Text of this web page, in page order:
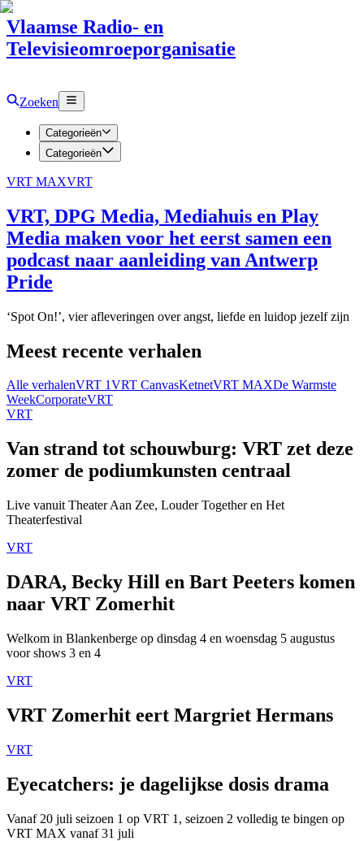
Vlaamse Radio- en
Televisieomroeporganisatie
Zoeken
Categorieën
Categorieën
VRT MAXVRT
VRT, DPG Media, Mediahuis en Play
Media maken voor het eerst samen een
podcast naar aanleiding van Antwerp
Pride
‘Spot On!’, vier afleveringen over angst, liefde en luidop jezelf zijn
Meest recente verhalen
Alle verhalenVRT 1VRT CanvasKetnetVRT MAXDe Warmste
WeekCorporateVRT
VRT
Van strand tot schouwburg: VRT zet deze
zomer de podiumkunsten centraal
Live vanuit Theater Aan Zee, Louder Together en Het
Theaterfestival
VRT
DARA, Becky Hill en Bart Peeters komen
naar VRT Zomerhit
Welkom in Blankenberge op dinsdag 4 en woensdag 5 augustus
voor shows 3 en 4
VRT
VRT Zomerhit eert Margriet Hermans
VRT
Eyecatchers: je dagelijkse dosis drama
Vanaf 20 juli seizoen 1 op VRT 1, seizoen 2 volledig te bingen op
VRT MAX vanaf 31 juli